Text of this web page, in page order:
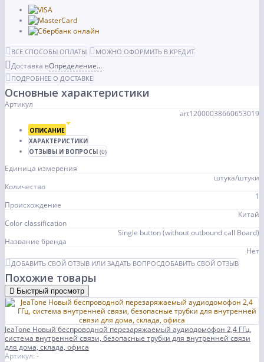
ВСЕ СПОСОБЫ ОПЛАТЫ МОЖНО ОФОРМИТЬ В КРЕДИТ
Доставка вОпределение...
ПОДРОБНЕЕ О ДОСТАВКЕ
Основные характеристики
Артикул
art12000038660653019
ОПИСАНИЕ
ХАРАКТЕРИСТИКИ
ОТЗЫВЫ И ВОПРОСЫ (0)
Единица измерения
штука/штуки
Количество
1
Происхождение
Китай
Color classification
Single button (without outbound call Board)
Название бренда
Нет
ДОБАВИТЬ СВОЙ ОТЗЫВ ИЛИ ЗАДАТЬ ВОПРОСДОБАВИТЬ СВОЙ ОТЗЫВ
Похожие товары
Быстрый просмотр
JeaTone Новый беспроводной перезаряжаемый аудиодомофон 2,4 ГГц,
система внутренней связи, безопасные трубки для внутренней связи
для дома, склада, офиса
Артикул: -